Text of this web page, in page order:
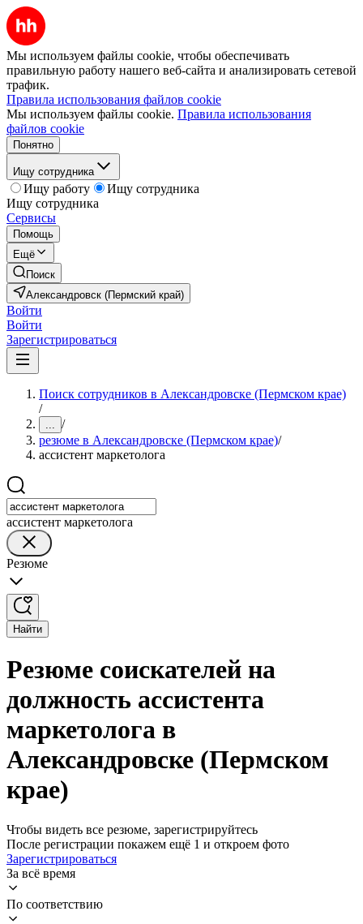
Мы используем файлы cookie, чтобы обеспечивать
правильную работу нашего веб-сайта и анализировать сетевой
трафик.
Правила использования файлов cookie
Мы используем файлы cookie. Правила использования
файлов cookie
Понятно
Ищу сотрудника
Ищу работу
Ищу сотрудника
Ищу сотрудника
Сервисы
Помощь
Ещё
Поиск
Александровск (Пермский край)
Войти
Войти
Зарегистрироваться
Поиск сотрудников в Александровске (Пермском крае)
/
... /
резюме в Александровске (Пермском крае)/
ассистент маркетолога
ассистент маркетолога
Резюме
Найти
Резюме соискателей на
должность ассистента
маркетолога в
Александровске (Пермском
крае)
Чтобы видеть все резюме, зарегистрируйтесь
После регистрации покажем ещё 1 и откроем фото
Зарегистрироваться
За всё время
По соответствию